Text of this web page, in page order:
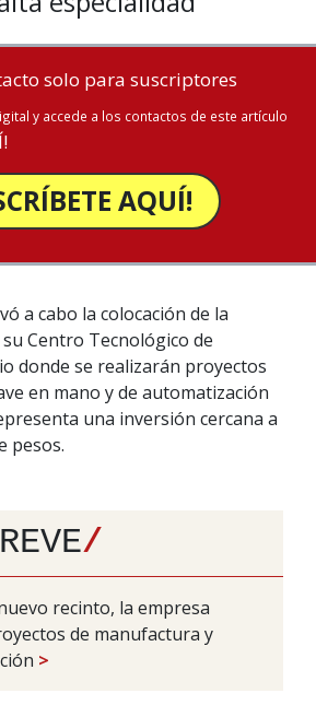
solo para suscriptores
y accede a los contactos de este artículo
AQUÍ!
a cabo la colocación de la
Centro Tecnológico de
donde se realizarán proyectos
en mano y de automatización
una inversión cercana a
pesos.
/
recinto, la empresa
de manufactura y
>